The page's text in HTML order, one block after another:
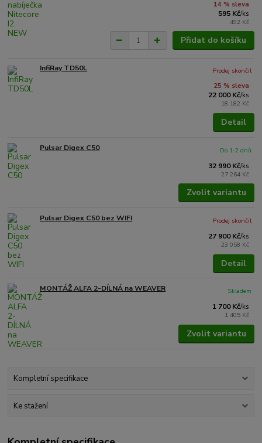
14 % sleva
595 Kč/ks
492 Kč
Přidat do košíku
InfiRay TD50L
25 % sleva
22 000 Kč/ks
18 182 Kč
Prodej skončil
Detail
Pulsar Digex C50
32 990 Kč/ks
27 264 Kč
Do 1-2 dnů
Zvolit variantu
Pulsar Digex C50 bez WIFI
27 900 Kč/ks
23 058 Kč
Prodej skončil
Detail
MONTÁŽ ALFA 2-DÍLNÁ na WEAVER
1 700 Kč/ks
1 405 Kč
Skladem
Zvolit variantu
Kompletní specifikace
Ke stažení